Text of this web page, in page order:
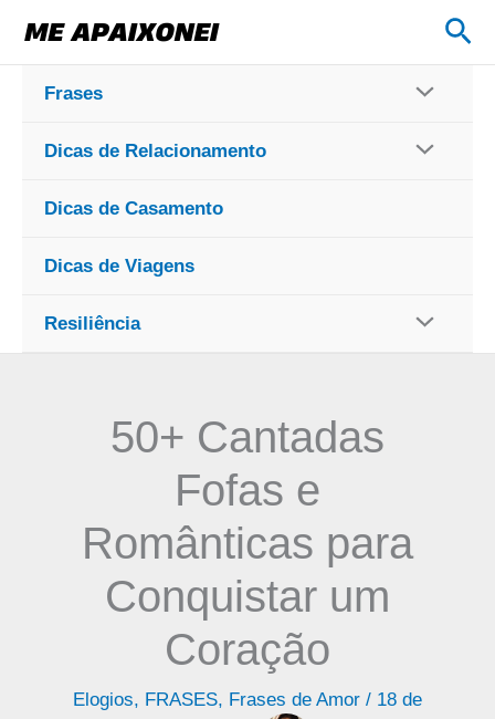
para
conteúdo
Frases
Dicas de Relacionamento
Dicas de Casamento
Dicas de Viagens
Resiliência
50+ Cantadas
Fofas e
Românticas para
Conquistar um
Coração
Elogios, FRASES, Frases de Amor / 18 de